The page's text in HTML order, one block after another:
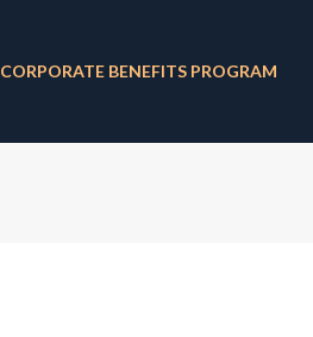
CORPORATE BENEFITS PROGRAM